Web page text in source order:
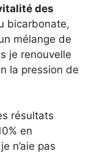
des
bicarbonate,
mélange de
je renouvelle
la pression de
résultats
en
n’aie pas